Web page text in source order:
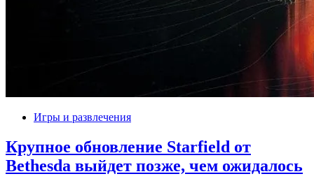
Игры и развлечения
Крупное обновление Starfield от
Bethesda выйдет позже, чем ожидалось